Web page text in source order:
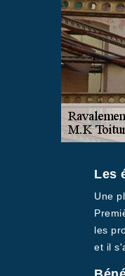
Les
Une
les
et il